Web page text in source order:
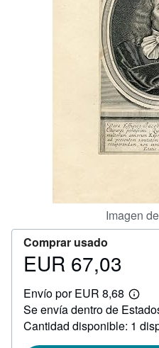
Comenzar a vender
Imagen
Comprar usado
Precio
67,03
EUR 67,03
Envío por EUR 8,68
Más
sobre
las
Se envía dentro de
Cantidad disponible: 1